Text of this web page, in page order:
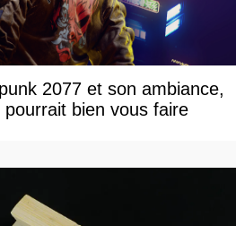
2077 et son ambiance,
bien vous faire